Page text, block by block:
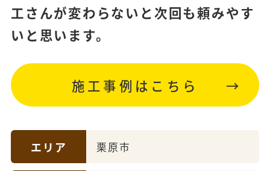
工さんが変わらないと次回も頼みやす
いと思います。
施工事例はこちら
エリア 栗原市